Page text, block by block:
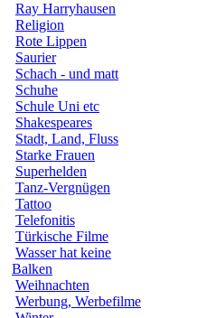
Ray Harryhausen
Religion
Rote Lippen
Saurier
Schach - und matt
Schuhe
Schule Uni etc
Shakespeares
Stadt, Land, Fluss
Starke Frauen
Superhelden
Tanz-Vergnügen
Tattoo
Telefonitis
Türkische Filme
Wasser hat keine
Balken
Weihnachten
Werbung, Werbefilme